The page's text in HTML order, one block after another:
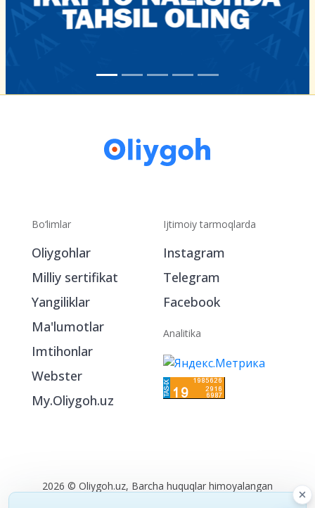
Bo‘limlar
Oliygohlar
Milliy sertifikat
Yangiliklar
Ma'lumotlar
Imtihonlar
Webster
My.Oliygoh.uz
Ijtimoiy tarmoqlarda
Instagram
Telegram
Facebook
Analitika
2026 © Oliygoh.uz, Barcha huquqlar himoyalangan